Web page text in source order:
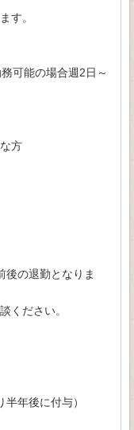
す。
可能の場合週2日～
方
の退勤となりま
ください。
年後に付与）